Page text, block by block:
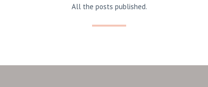
All the posts published.